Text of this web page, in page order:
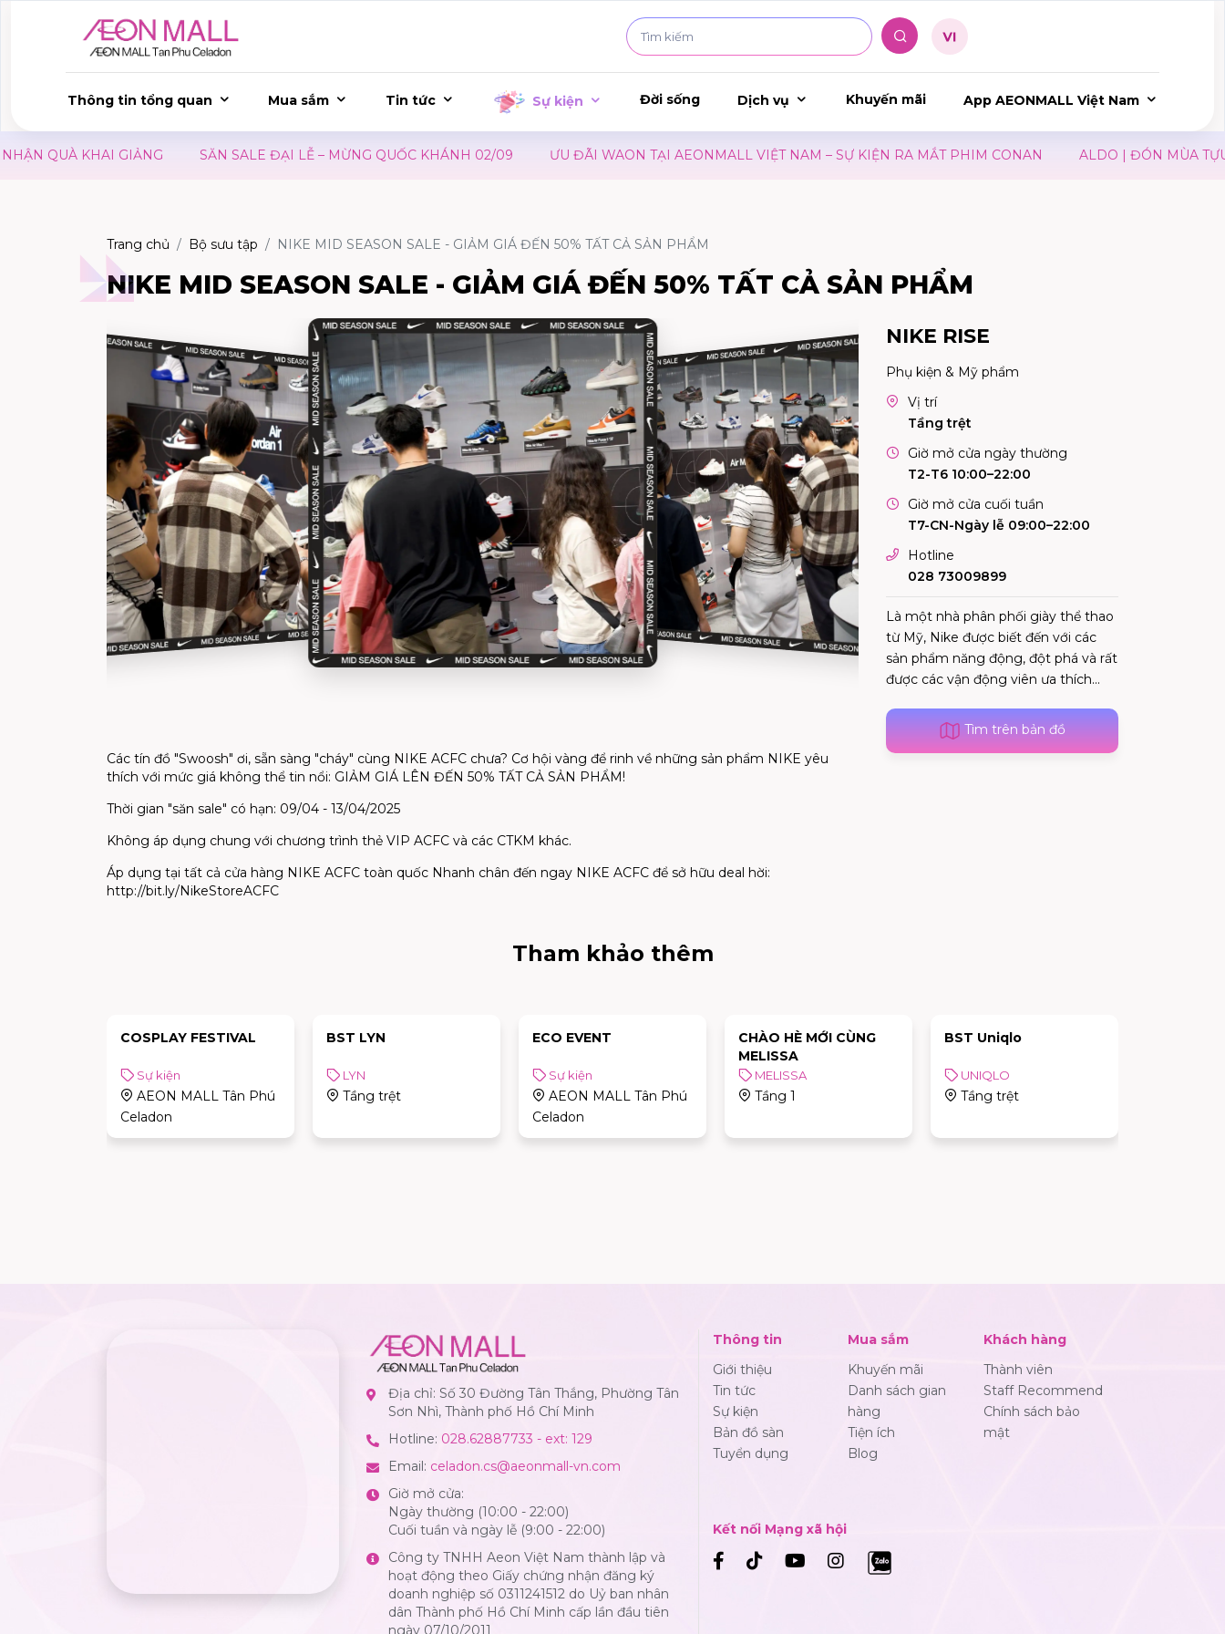
Thông tin tổng quan Mua sắm Tin tức Sự kiện Đời sống Dịch vụ Khuyến mãi App AEONMALL Việt Nam
KHAI GIẢNG SĂN SALE ĐẠI LỄ – MỪNG QUỐC KHÁNH 02/09 ƯU ĐÃI WAON TẠI AEONMALL VIỆT NAM – SỰ KIỆN RA MẮT PHIM CONAN ALDO | ĐÓN MÙA TỰU
Trang chủ Bộ sưu tập NIKE MID SEASON SALE - GIẢM GIÁ ĐẾN 50% TẤT CẢ SẢN PHẨM
NIKE MID SEASON SALE - GIẢM GIÁ ĐẾN 50% TẤT CẢ SẢN PHẨM
Các tín đồ "Swoosh" ơi, sẵn sàng "cháy" cùng NIKE ACFC chưa? Cơ hội vàng để rinh về những sản phẩm NIKE yêu
thích với mức giá không thể tin nổi: GIẢM GIÁ LÊN ĐẾN 50% TẤT CẢ SẢN PHẨM!
Thời gian "săn sale" có hạn: 09/04 - 13/04/2025
Không áp dụng chung với chương trình thẻ VIP ACFC và các CTKM khác.
Áp dụng tại tất cả cửa hàng NIKE ACFC toàn quốc Nhanh chân đến ngay NIKE ACFC để sở hữu deal hời:
http://bit.ly/NikeStoreACFC
NIKE RISE
Phụ kiện & Mỹ phẩm
Vị trí
Tầng trệt
Giờ mở cửa ngày thường
T2-T6 10:00–22:00
Giờ mở cửa cuối tuần
T7-CN-Ngày lễ 09:00–22:00
Hotline
028 73009899
Là một nhà phân phối giày thể thao
từ Mỹ, Nike được biết đến với các
sản phẩm năng động, đột phá và rất
được các vận động viên ưa thích...
Tìm trên bản đồ
Tham khảo thêm
COSPLAY FESTIVAL
Sự kiện
AEON MALL Tân Phú
Celadon
BST LYN
LYN
Tầng trệt
ECO EVENT
Sự kiện
AEON MALL Tân Phú
Celadon
CHÀO HÈ MỚI CÙNG
MELISSA
MELISSA
Tầng 1
BST Uniqlo
UNIQLO
Tầng trệt
Địa chỉ: Số 30 Đường Tân Thắng, Phường Tân
Sơn Nhì, Thành phố Hồ Chí Minh
Hotline: 028.62887733 - ext: 129
Email: celadon.cs@aeonmall-vn.com
Giờ mở cửa:
Ngày thường (10:00 - 22:00)
Cuối tuần và ngày lễ (9:00 - 22:00)
Công ty TNHH Aeon Việt Nam thành lập và
hoạt động theo Giấy chứng nhận đăng ký
doanh nghiệp số 0311241512 do Uỷ ban nhân
dân Thành phố Hồ Chí Minh cấp lần đầu tiên
ngày 07/10/2011
Thông tin
Giới thiệu
Tin tức
Sự kiện
Bản đồ sàn
Tuyển dụng
Mua sắm
Khuyến mãi
Danh sách gian
hàng
Tiện ích
Blog
Khách hàng
Thành viên
Staff Recommend
Chính sách bảo
mật
Kết nối Mạng xã hội